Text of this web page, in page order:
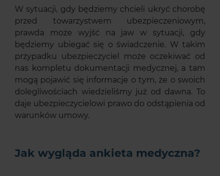
W sytuacji, gdy będziemy chcieli ukryć chorobę
przed towarzystwem ubezpieczeniowym,
prawda może wyjść na jaw w sytuacji, gdy
będziemy ubiegać się o świadczenie. W takim
przypadku ubezpieczyciel może oczekiwać od
nas kompletu dokumentacji medycznej, a tam
mogą pojawić się informacje o tym, że o swoich
dolegliwościach wiedzieliśmy już od dawna. To
daje ubezpieczycielowi prawo do odstąpienia od
warunków umowy.
Jak wygląda ankieta medyczna?